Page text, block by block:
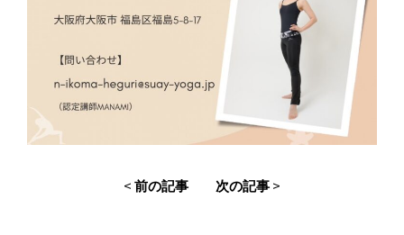
< 前の記事 次の記事 >